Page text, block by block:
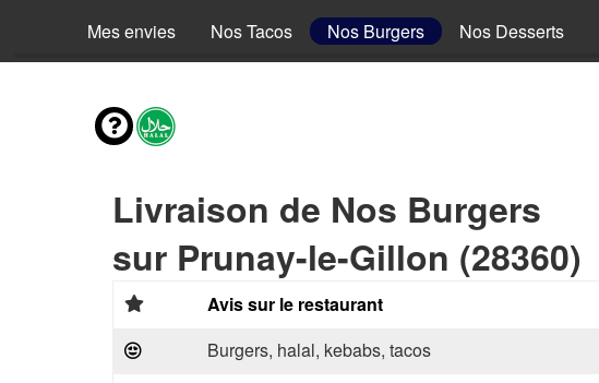
Mes envies Nos Tacos Nos Burgers Nos Desserts
Livraison de Nos Burgers
sur Prunay-le-Gillon (28360)
Avis sur le restaurant
Burgers, halal, kebabs, tacos